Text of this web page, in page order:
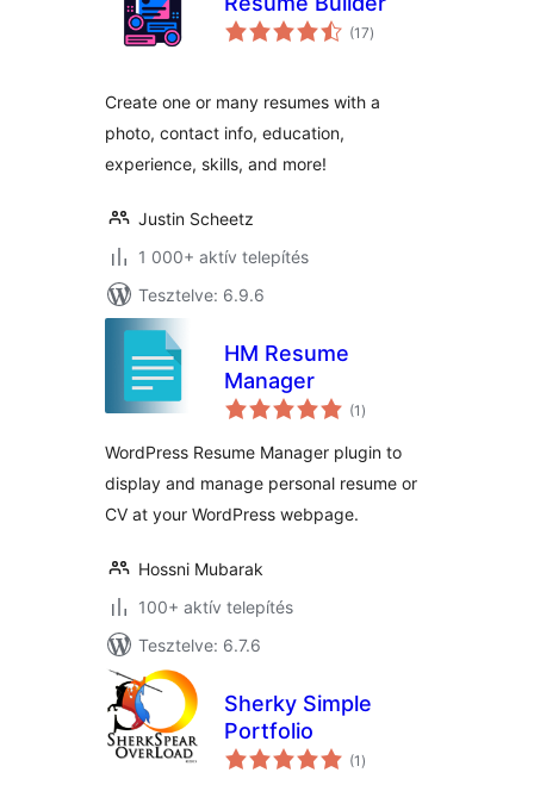
(17értékelés
összesen
)
Create one or many resumes with a
photo, contact info, education,
experience, skills, and more!
Justin Scheetz
1 000+ aktív telepítés
Tesztelve: 6.9.6
HM Resume
Manager
(1 értékelés
összesen
)
WordPress Resume Manager plugin to
display and manage personal resume or
CV at your WordPress webpage.
Hossni Mubarak
100+ aktív telepítés
Tesztelve: 6.7.6
Sherky Simple
Portfolio
(1 értékelés
összesen
)